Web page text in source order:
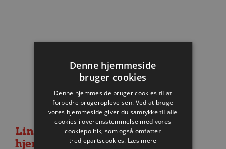
Lindskog glæder sig til første
hjemmekamp
Denne hjemmeside
bruger cookies
Denne hjemmeside bruger cookies til at
forbedre brugeroplevelsen. Ved at bruge
vores hjemmeside giver du samtykke til alle
cookies i overensstemmelse med vores
cookiepolitik, som også omfatter
tredjepartscookies. Læs mere